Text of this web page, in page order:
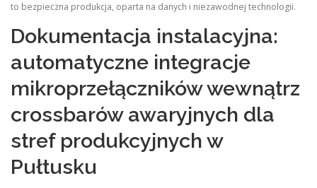
to bezpieczna produkcja, oparta na danych i niezawodnej technologii.
Dokumentacja instalacyjna:
automatyczne integracje
mikroprzełączników wewnątrz
crossbarów awaryjnych dla
stref produkcyjnych w
Pułtusku